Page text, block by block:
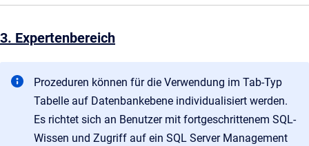
3. Expertenbereich
Prozeduren können für die Verwendung im Tab-Typ
Tabelle auf Datenbankebene individualisiert werden.
Es richtet sich an Benutzer mit fortgeschrittenem SQL-
Wissen und Zugriff auf ein SQL Server Management